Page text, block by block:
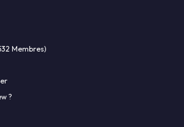
Membres)
?